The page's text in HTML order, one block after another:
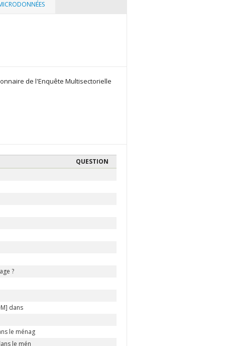
de l'Enquête Multisectorielle
QUESTION
?
dans
le ménag
le mén